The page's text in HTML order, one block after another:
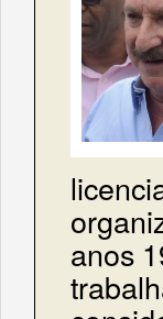
anos